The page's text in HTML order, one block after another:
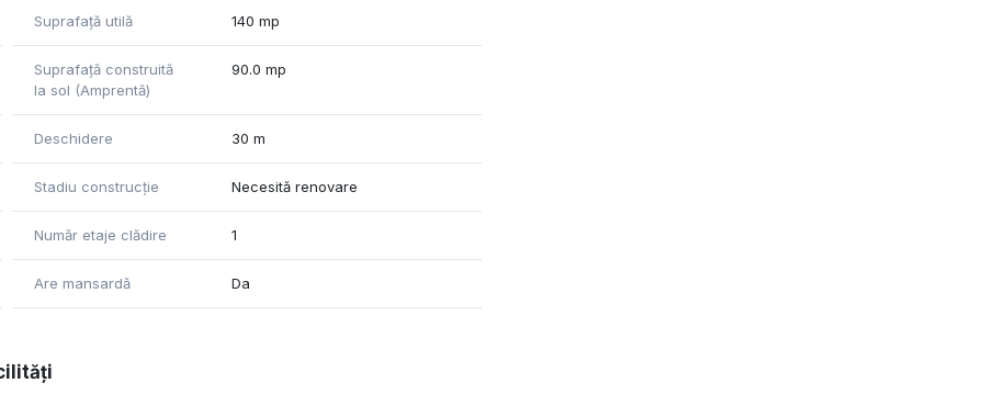
Suprafață utilă 140 mp
Suprafață construită
la sol (Amprentă)
90.0 mp
Deschidere 30 m
Stadiu construcție Necesită renovare
Număr etaje clădire 1
Are mansardă Da